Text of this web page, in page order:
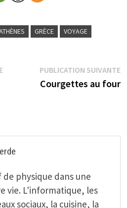
GRÈCE VOYAGE
Publication
précédente :
PUBLICATION SUIVANTE
Courgettes au four
de physique dans une
vie. L'informatique, les
sociaux, la cuisine, la